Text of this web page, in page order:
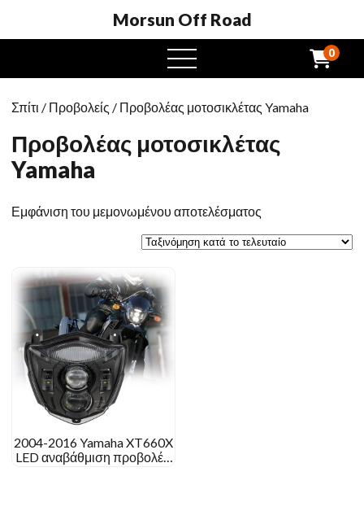
Morsun Off Road
μενού 0
Σπίτι / Προβολείς / Προβολέας μοτοσικλέτας Yamaha
Προβολέας μοτοσικλέτας
Yamaha
Εμφάνιση του μεμονωμένου αποτελέσματος
2004-2016 Yamaha XT660X
LED αναβάθμιση προβολέα